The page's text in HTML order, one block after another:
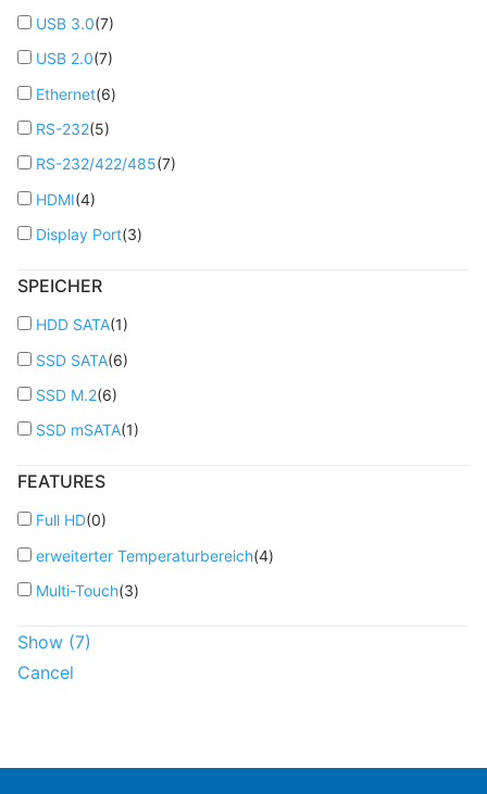
USB 3.0(7)
USB 2.0(7)
Ethernet(6)
RS-232(5)
RS-232/422/485(7)
HDMI(4)
Display Port(3)
SPEICHER
HDD SATA(1)
SSD SATA(6)
SSD M.2(6)
SSD mSATA(1)
FEATURES
Full HD(0)
erweiterter Temperaturbereich(4)
Multi-Touch(3)
Show (7)
Cancel